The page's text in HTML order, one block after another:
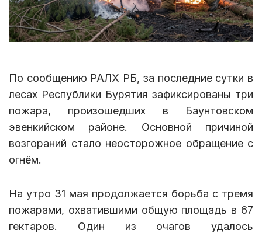
По сообщению РАЛХ РБ, за последние сутки в
лесах Республики Бурятия зафиксированы три
пожара, произошедших в Баунтовском
эвенкийском районе. Основной причиной
возгораний стало неосторожное обращение с
огнём.
На утро 31 мая продолжается борьба с тремя
пожарами, охватившими общую площадь в 67
гектаров. Один из очагов удалось